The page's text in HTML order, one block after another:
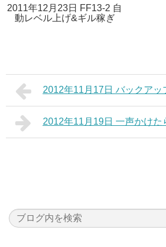
2011年12月23日 FF13-2 自
動レベル上げ&ギル稼ぎ
2012年11月17日 バックアッ
2012年11月19日 一声かけた